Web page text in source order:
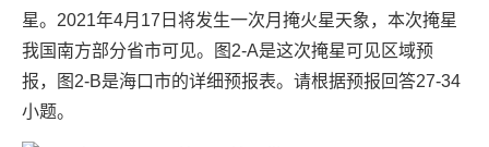
星。2021年4月17日将发生一次月掩火星天象，本次掩星
我国南方部分省市可见。图2-A是这次掩星可见区域预
报，图2-B是海口市的详细预报表。请根据预报回答27-34
小题。